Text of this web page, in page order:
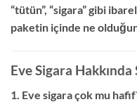
“tütün”, “sigara” gibi
paketin içinde ne
Eve Sigara Hakkında
1. Eve sigara çok mu